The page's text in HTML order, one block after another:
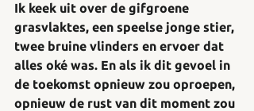
Ik keek uit over de gifgroene
grasvlaktes, een speelse jonge stier,
twee bruine vlinders en ervoer dat
alles oké was. En als ik dit gevoel in
de toekomst opnieuw zou oproepen,
opnieuw de rust van dit moment zou